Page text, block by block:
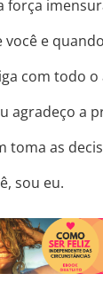
força
você e
com todo
agradeço a
toma as
sou eu.